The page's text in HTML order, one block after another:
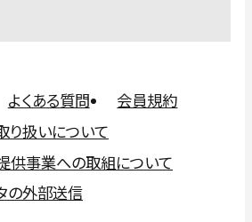
よくある質問
会員規約
り扱いについて
供事業への取組について
の外部送信